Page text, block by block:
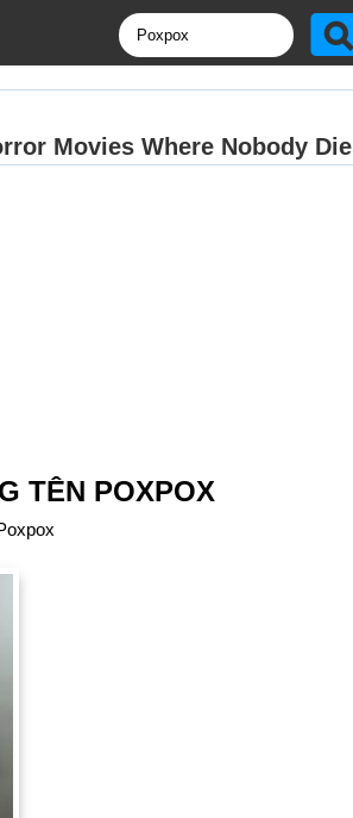
TÊN POXPOX